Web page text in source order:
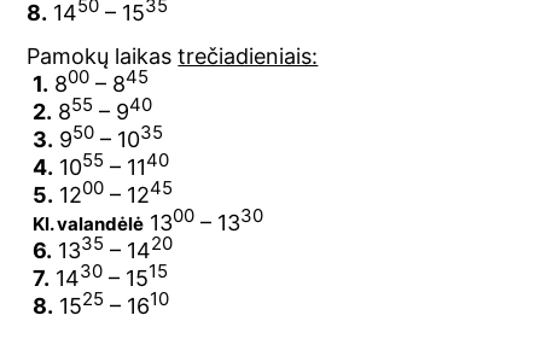
8. 1450 – 1535
Pamokų laikastrečiadieniais:
1. 800 – 845
2. 855 – 940
3. 950 – 1035
4. 1055 – 1140
5. 1200 – 1245
Kl. valandėlė 1300 – 1330
6. 1335 – 1420
7. 1430 – 1515
8. 1525 – 1610